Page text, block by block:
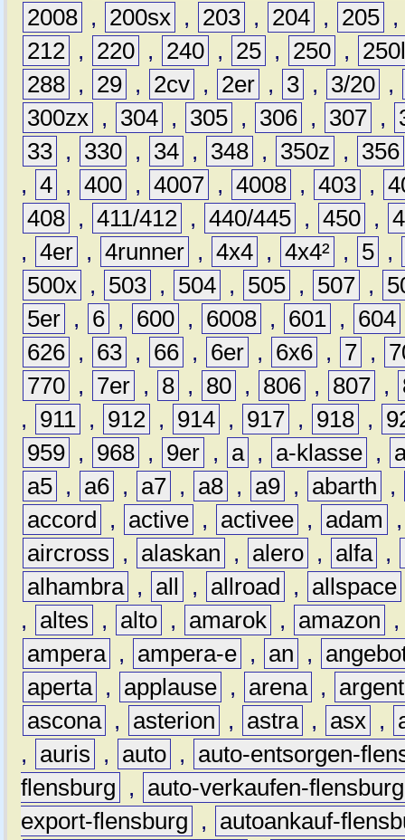
2008 , 200sx , 203 , 204 , 205 ,
212 , 220 , 240 , 25 , 250 ,
288 , 29 , 2cv , 2er , 3 , 3/20 ,
300zx , 304 , 305 , 306 , 307 ,
33 , 330 , 34 , 348 , 350z ,
356
, 4 , 400 , 4007 , 4008 , 403 ,
408 , 411/412 , 440/445 , 450 ,
, 4er , 4runner , 4x4 , 4x4² , 5 ,
500x , 503 , 504 , 505 , 507 ,
5er , 6 , 600 , 6008 , 601 , 604
626 , 63 , 66 , 6er , 6x6 , 7 ,
770 , 7er , 8 , 80 , 806 , 807 ,
,
911 , 912 , 914 , 917 , 918 ,
959 , 968 , 9er , a , a-klasse ,
a5 , a6 , a7 , a8 , a9 , abarth
,
accord
, active , activee , adam
aircross
, alaskan , alero , alfa ,
alhambra , all , allroad , allspace
,
altes , alto , amarok , amazon
ampera , ampera-e , an ,
aperta , applause , arena ,
ascona , asterion , astra , asx ,
,
auris , auto ,
auto-entsorgen-
flensburg
,
auto-verkaufen-flensburg
export-flensburg
,
autoankauf-